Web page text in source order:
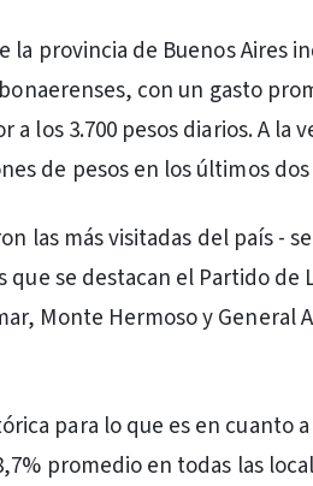
provincia de Buenos Aires
con un gasto
a los 3.700 pesos diarios. A la
de pesos en los últimos
las más visitadas del país -
se destacan el Partido de
Monte Hermoso y General
para lo que es en cuanto
promedio en todas las